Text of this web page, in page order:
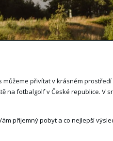
můžeme přivítat v krásném prostředí
na fotbalgolf v České republice. V
příjemný pobyt a co nejlepší